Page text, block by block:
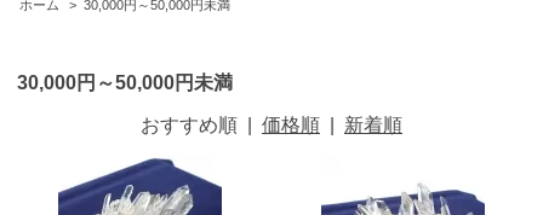
ホーム > 30,000円～50,000円未満
30,000円～50,000円未満
おすすめ順 価格順 新着順